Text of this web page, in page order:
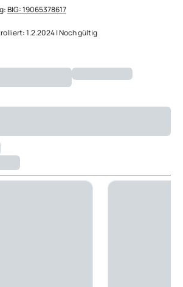
:BIG: 19065378617
1.2.2024 | Noch gültig